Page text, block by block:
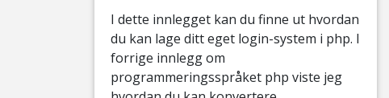
I dette innlegget kan du finne ut hvordan
du kan lage ditt eget login-system i php. I
forrige innlegg om
programmeringsspråket php viste jeg